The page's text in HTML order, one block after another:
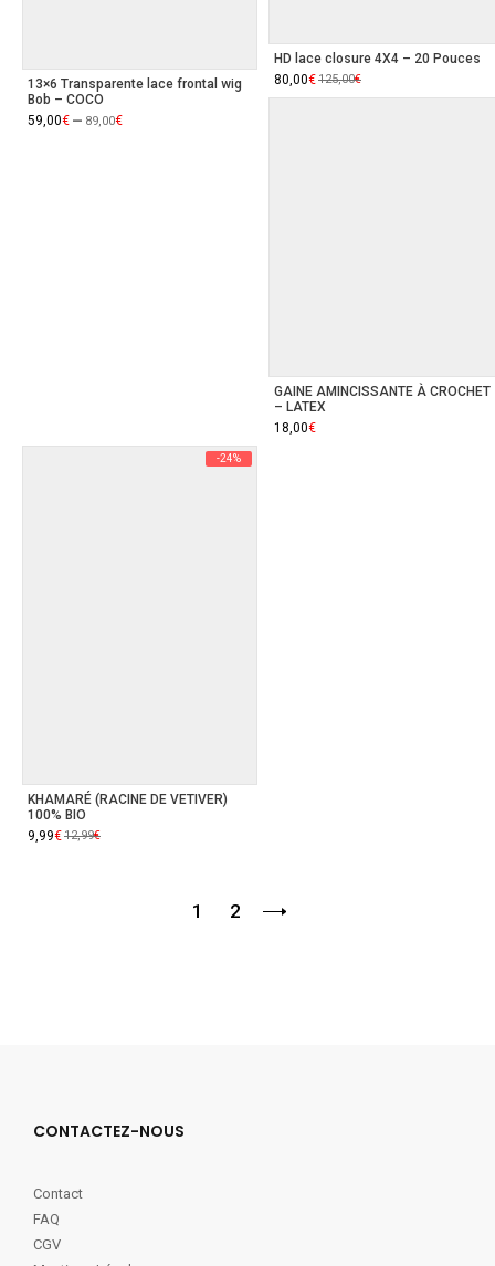
13×6 Transparente lace frontal wig
Bob – COCO
59,00€ – 89,00€
HD lace closure 4X4 – 20 Pouces
125,00€
Le
80,00€
Le
GAINE AMINCISSANTE À CROCHET
– LATEX
18,00€
-24%
KHAMARÉ (RACINE DE VETIVER)
100% BIO
12,99€
Le
9,99€
Le
1 2
CONTACTEZ-NOUS
Contact
FAQ
CGV